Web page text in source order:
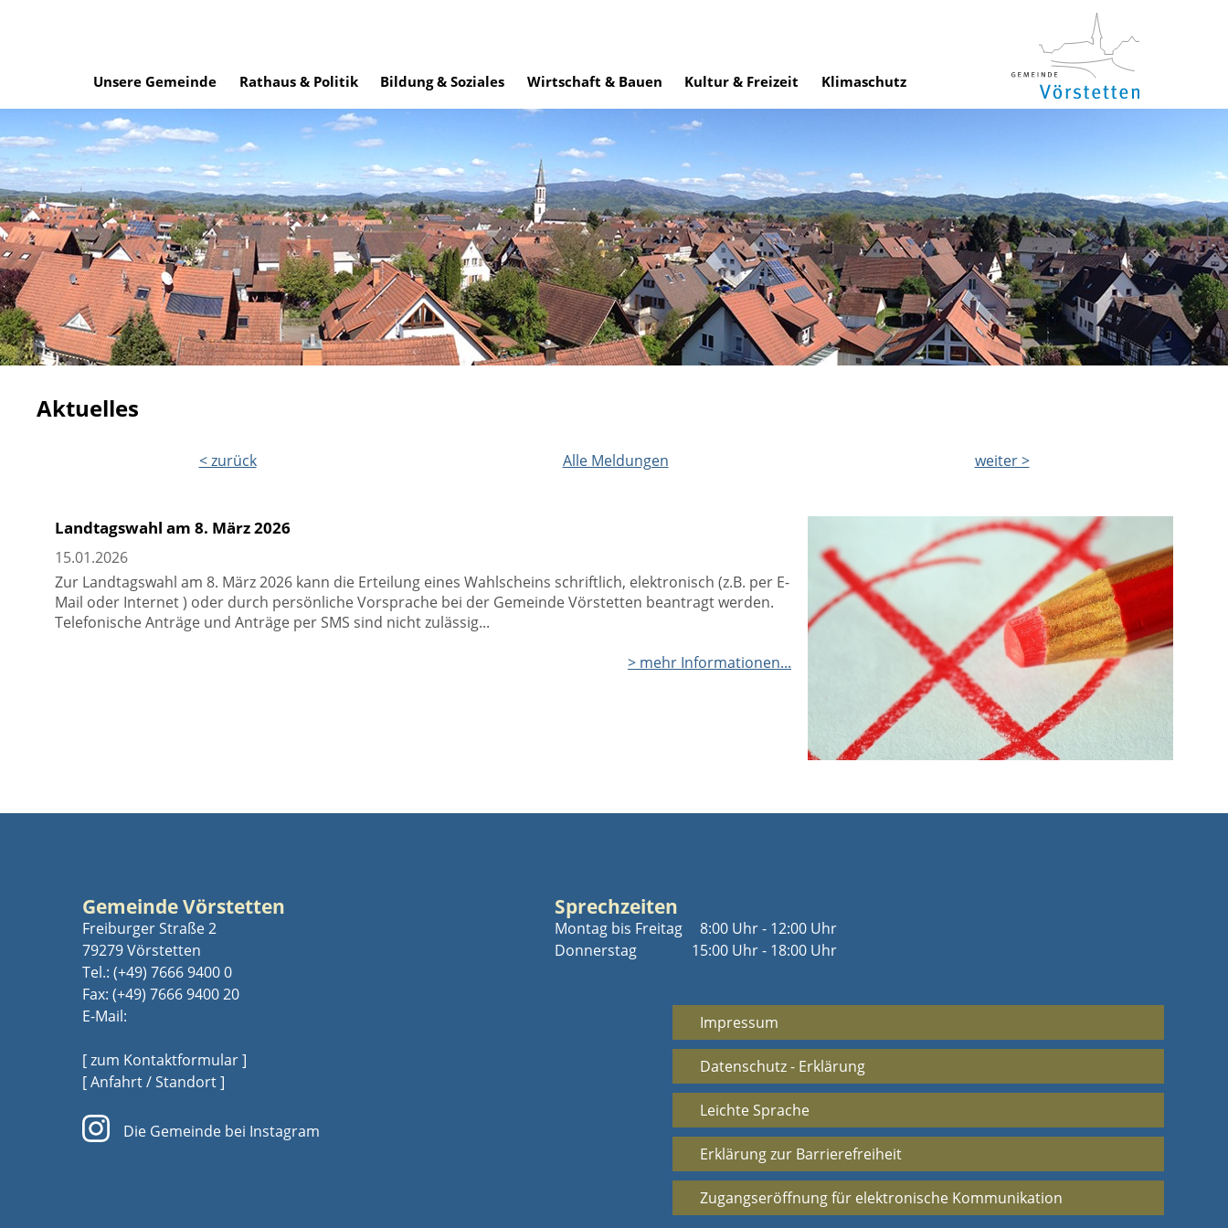
Unsere Gemeinde Rathaus & Politik Bildung & Soziales Wirtschaft & Bauen Kultur & Freizeit Klimaschutz
Aktuelles
< zurück Alle Meldungen weiter >
Landtagswahl am 8. März 2026
15.01.2026
Zur Landtagswahl am 8. März 2026 kann die Erteilung eines Wahlscheins schriftlich, elektronisch (z.B. per E-
Mail oder Internet ) oder durch persönliche Vorsprache bei der Gemeinde Vörstetten beantragt werden.
Telefonische Anträge und Anträge per SMS sind nicht zulässig...
> mehr Informationen...
Gemeinde Vörstetten
Freiburger Straße 2
79279 Vörstetten
Tel.: (+49) 7666 9400 0
Fax: (+49) 7666 9400 20
E-Mail:
[ zum Kontaktformular ]
[ Anfahrt / Standort ]
Die Gemeinde bei Instagram
Sprechzeiten
Montag bis Freitag
Donnerstag
8:00 Uhr - 12:00 Uhr
15:00 Uhr - 18:00 Uhr
Impressum
Datenschutz - Erklärung
Leichte Sprache
Erklärung zur Barrierefreiheit
Zugangseröffnung für elektronische Kommunikation